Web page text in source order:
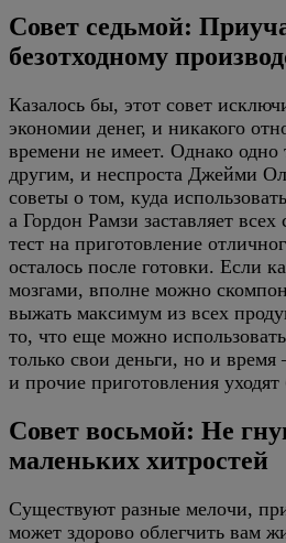
Совет седьмой:
безотходному
Казалось бы, этот совет
экономии денег, и никакого
времени не имеет. Однако одно
другим, и неспроста Джейми
советы о том, куда
а Гордон Рамзи заставляет
тест на приготовление
осталось после готовки. Если
мозгами, вполне можно
выжать максимум из всех
то, что еще можно
только свои деньги, но и
и прочие приготовления
Совет восьмой: Не
маленьких хитростей
Существуют разные мелочи,
может здорово облегчить вам